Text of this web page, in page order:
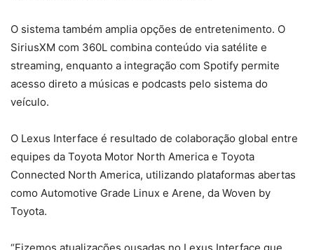
O sistema também amplia opções de entretenimento. O
SiriusXM com 360L combina conteúdo via satélite e
streaming, enquanto a integração com Spotify permite
acesso direto a músicas e podcasts pelo sistema do
veículo.
O Lexus Interface é resultado de colaboração global entre
equipes da Toyota Motor North America e Toyota
Connected North America, utilizando plataformas abertas
como Automotive Grade Linux e Arene, da Woven by
Toyota.
“Fizemos atualizações ousadas no Lexus Interface que